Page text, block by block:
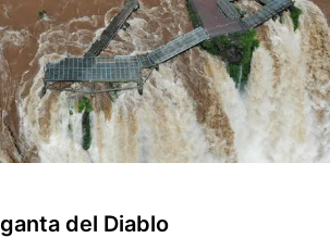
del Diablo